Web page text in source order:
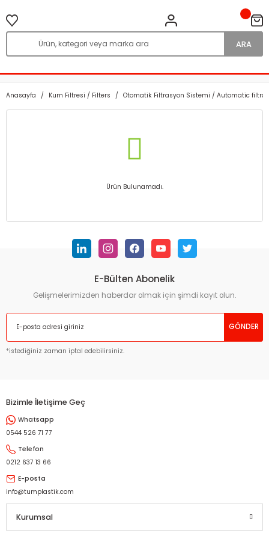
ARA
Anasayfa Kum Filtresi / Filters Otomatik Filtrasyon Sistemi / Automatic
Ürün Bulunamadı.
E-Bülten Abonelik
Gelişmelerimizden haberdar olmak için şimdi kayıt olun.
GÖNDER
*istediğiniz zaman iptal edebilirsiniz.
Bizimle İletişime Geç
Whatsapp
0544 526 71 77
Telefon
0212 637 13 66
E-posta
info@tumplastik.com
Kurumsal